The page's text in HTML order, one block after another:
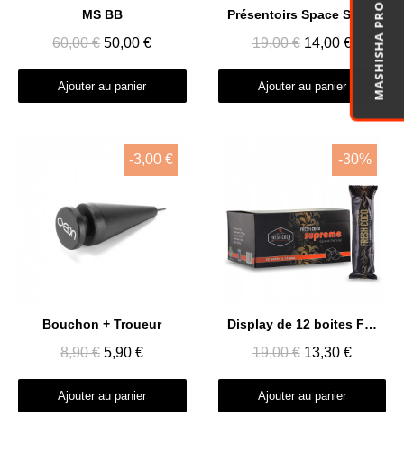
MASHISHA PRO
Aperçu rapide
MS BB
60,00 € 50,00 €
Ajouter au panier
Aperçu rapide
19,00 € 14,00 €
Ajouter au panier
Aperçu rapide
-3,00 €
Bouchon + Troueur
8,90 € 5,90 €
Ajouter au panier
Aperçu rapide
-30%
Display de 12 boites Fresh Coco
19,00 € 13,30 €
Ajouter au panier